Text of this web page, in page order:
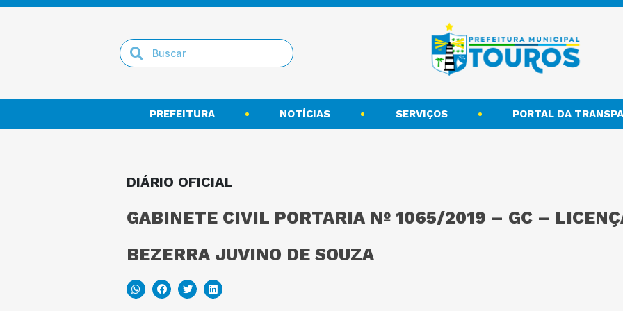
PREFEITURA NOTÍCIAS SERVIÇOS PORTAL DA
DIÁRIO OFICIAL
GABINETE CIVIL PORTARIA Nº 1065/2019 – GC –
BEZERRA JUVINO DE SOUZA